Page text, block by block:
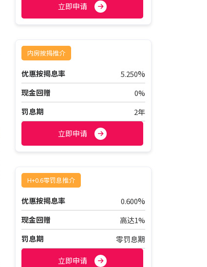
立即申请
内房按揭推介
优惠按揭息率 5.250%
现金回赠
0%
罚息期
2年
立即申请
H+0.6零罚息推介
优惠按揭息率 0.600%
现金回赠
高达1%
罚息期
零罚息期
立即申请